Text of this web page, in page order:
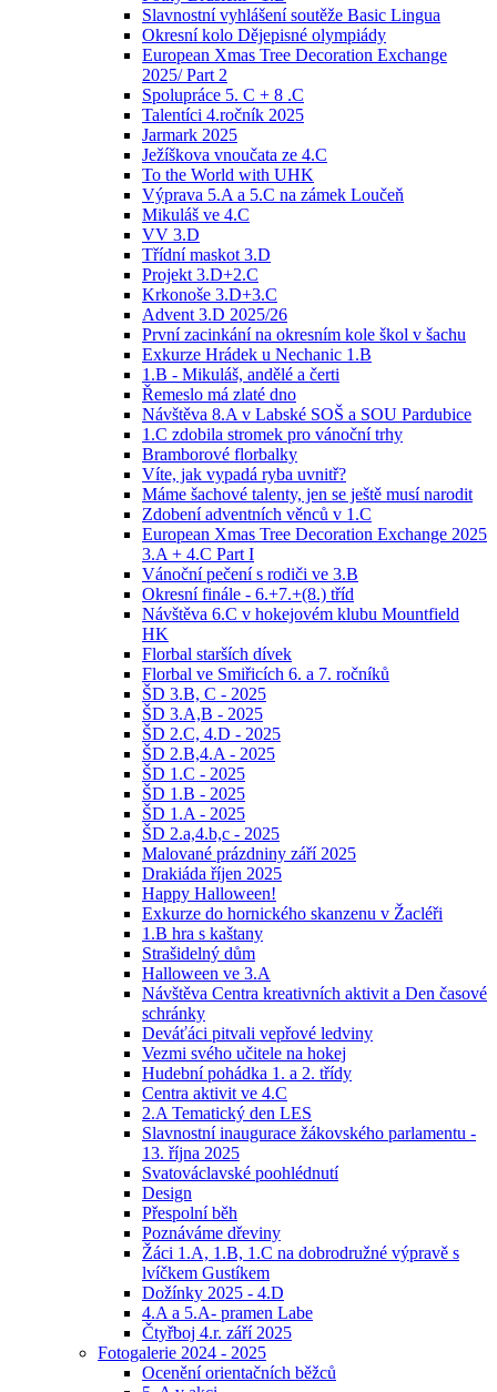
Slavnostní vyhlášení soutěže Basic Lingua
Okresní kolo Dějepisné olympiády
European Xmas Tree Decoration Exchange
2025/ Part 2
Spolupráce 5. C + 8 .C
Talentíci 4.ročník 2025
Jarmark 2025
Ježíškova vnoučata ze 4.C
To the World with UHK
Výprava 5.A a 5.C na zámek Loučeň
Mikuláš ve 4.C
VV 3.D
Třídní maskot 3.D
Projekt 3.D+2.C
Krkonoše 3.D+3.C
Advent 3.D 2025/26
První zacinkání na okresním kole škol v šachu
Exkurze Hrádek u Nechanic 1.B
1.B - Mikuláš, andělé a čerti
Řemeslo má zlaté dno
Návštěva 8.A v Labské SOŠ a SOU Pardubice
1.C zdobila stromek pro vánoční trhy
Bramborové florbalky
Víte, jak vypadá ryba uvnitř?
Máme šachové talenty, jen se ještě musí narodit
Zdobení adventních věnců v 1.C
European Xmas Tree Decoration Exchange 2025
3.A + 4.C Part I
Vánoční pečení s rodiči ve 3.B
Okresní finále - 6.+7.+(8.) tříd
Návštěva 6.C v hokejovém klubu Mountfield
HK
Florbal starších dívek
Florbal ve Smiřicích 6. a 7. ročníků
ŠD 3.B, C - 2025
ŠD 3.A,B - 2025
ŠD 2.C, 4.D - 2025
ŠD 2.B,4.A - 2025
ŠD 1.C - 2025
ŠD 1.B - 2025
ŠD 1.A - 2025
ŠD 2.a,4.b,c - 2025
Malované prázdniny září 2025
Drakiáda říjen 2025
Happy Halloween!
Exkurze do hornického skanzenu v Žacléři
1.B hra s kaštany
Strašidelný dům
Halloween ve 3.A
Návštěva Centra kreativních aktivit a Den časové
schránky
Deváťáci pitvali vepřové ledviny
Vezmi svého učitele na hokej
Hudební pohádka 1. a 2. třídy
Centra aktivit ve 4.C
2.A Tematický den LES
Slavnostní inaugurace žákovského parlamentu -
13. října 2025
Svatováclavské poohlédnutí
Design
Přespolní běh
Poznáváme dřeviny
Žáci 1.A, 1.B, 1.C na dobrodružné výpravě s
lvíčkem Gustíkem
Dožínky 2025 - 4.D
4.A a 5.A- pramen Labe
Čtyřboj 4.r. září 2025
Fotogalerie 2024 - 2025
Ocenění orientačních běžců